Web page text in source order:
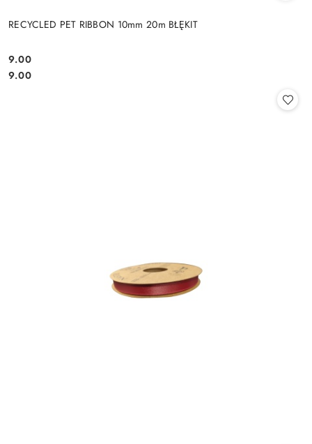
RECYCLED PET RIBBON 10mm 20m BŁĘKIT
Cena:
9.00
Cena:
9.00